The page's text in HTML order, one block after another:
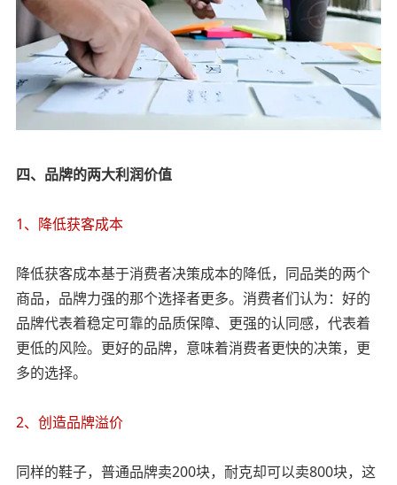
四、品牌的两大利润价值
1、降低获客成本
降低获客成本基于消费者决策成本的降低，同品类的两个
商品，品牌力强的那个选择者更多。消费者们认为：好的
品牌代表着稳定可靠的品质保障、更强的认同感，代表着
更低的风险。更好的品牌，意味着消费者更快的决策，更
多的选择。
2、创造品牌溢价
同样的鞋子，普通品牌卖200块，耐克却可以卖800块，这